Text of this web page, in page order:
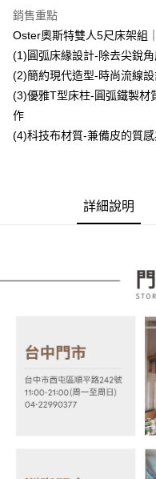
元大商業銀行
台新國際商業銀行
台灣樂天信用卡公司
聯邦商業銀行
元大商業銀行
玉山商業銀行
台灣樂天信用卡公司
悠遊付
Google Pay
【大哥付你分期使用說明】
1.本服務由台灣大哥大提供，台
2.付款方式選擇「大哥付你分期
消。如遇「轉專審核」未通過
2.透過簡訊連結打開帳單後，
帳／街口支付／iPASS
1.本服務係由「台灣大哥大股
用戶於交易時，得透過本服務
買賣價金債權讓與本公司後，
2.基於同意付款使用「大哥付
資料（包含姓名、電話或地址
由本公司與您本人進行分期帳
3.完整用戶服務條款，請詳閱以
AFTEE先享後付
相關說明
１．簡單：不需註冊會員、不
２．便利：只要手機號碼，簡
３．安心：先確認商品／服務後
１．於結帳方式選擇「AFTEE
結帳頁面，進行簡訊認證並確
２．訂單成立數日內，您將收
ATM／網路銀行／等多元方式
※ 請注意：結帳手續完成當下
購買商品的店家。未經商家同
※ 交易是否成功請以「AFTEE
是否繳費成功／繳費後需取消
https://
１．透過由恩沛科技股份有限
易，需依本服務之必要範圍內
銷售重點
Oster奧斯特雙人5尺床架組
(1)圓弧床緣設計-除去尖銳
(2)簡約現代造型-時尚流線
(3)優雅T型床柱-圓弧鐵製材
作
(4)科技布材質-兼備皮的質
詳細說明